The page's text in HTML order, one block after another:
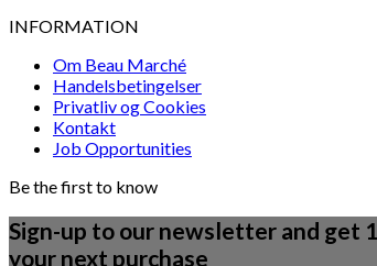
INFORMATION
Om Beau Marché
Handelsbetingelser
Privatliv og Cookies
Kontakt
Job Opportunities
Be the first to know
Sign-up to our newsletter and get
your next purchase